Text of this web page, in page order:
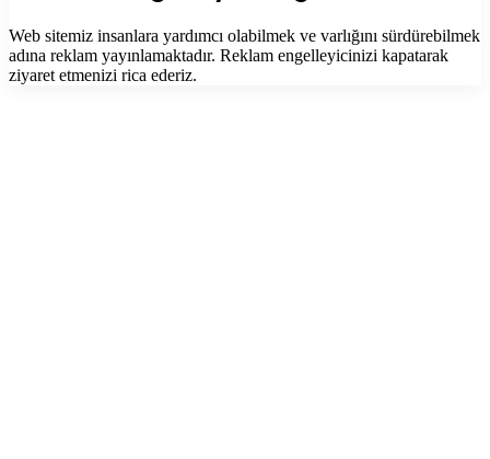
Web sitemiz insanlara yardımcı olabilmek ve varlığını sürdürebilmek
adına reklam yayınlamaktadır. Reklam engelleyicinizi kapatarak
ziyaret etmenizi rica ederiz.